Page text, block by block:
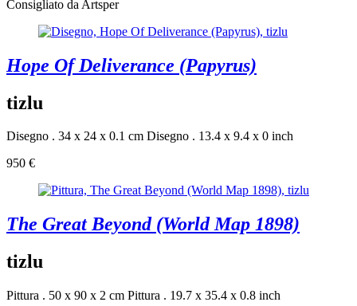
Consigliato da Artsper
Hope Of Deliverance (Papyrus)
tizlu
Disegno . 34 x 24 x 0.1 cm Disegno . 13.4 x 9.4 x 0 inch
950 €
The Great Beyond (World Map 1898)
tizlu
Pittura . 50 x 90 x 2 cm Pittura . 19.7 x 35.4 x 0.8 inch